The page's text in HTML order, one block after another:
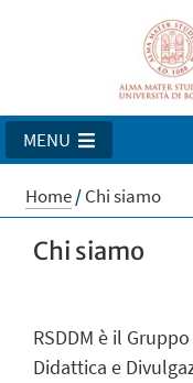
MENU
Home/Chi siamo
Chi siamo
RSDDM è il
Didattica e